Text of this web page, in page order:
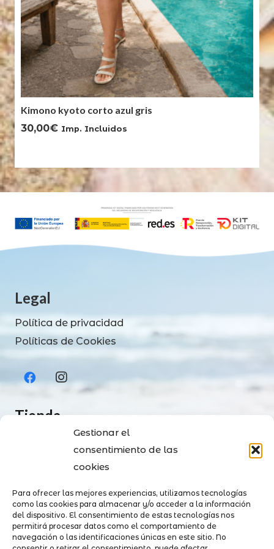
Gestionar el
consentimiento de las
cookies
Para ofrecer las mejores experiencias, utilizamos tecnologías
como las cookies para almacenar y/o acceder a la información
del dispositivo. El consentimiento de estas tecnologías nos
permitirá procesar datos como el comportamiento de
navegación o las identificaciones únicas en este sitio. No
Kimono kyoto corto azul gris
30,00€ Imp. Incluidos
Legal
Política de privacidad
Políticas de Cookies
Tienda
Política de devoluciones
Contacto